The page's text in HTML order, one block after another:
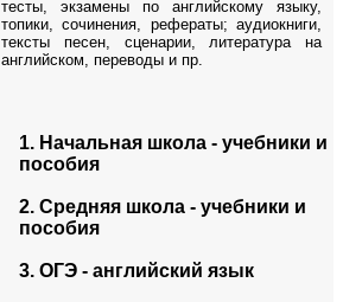
тесты, экзамены по английскому языку,
топики, сочинения, рефераты; аудиокниги,
тексты песен, сценарии, литература на
английском, переводы и пр.
1. Начальная школа - учебники и
пособия
2. Средняя школа - учебники и
пособия
3. ОГЭ - английский язык